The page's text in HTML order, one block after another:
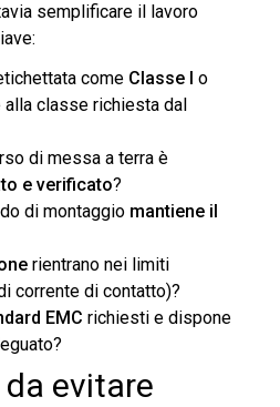
semplificare il lavoro
come Classe I
o
classe richiesta dal
di messa a terra è
e verificato?
di montaggio mantiene il
rientrano nei limiti
corrente di contatto)?
EMC richiesti e dispone
evitare